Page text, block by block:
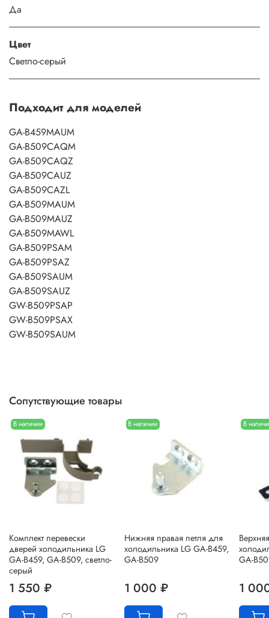
Да
Цвет
Светло-серый
Подходит для моделей
GA-B459MAUM
GA-B509CAQM
GA-B509CAQZ
GA-B509CAUZ
GA-B509CAZL
GA-B509MAUM
GA-B509MAUZ
GA-B509MAWL
GA-B509PSAM
GA-B509PSAZ
GA-B509SAUM
GA-B509SAUZ
GW-B509PSAP
GW-B509PSAX
GW-B509SAUM
Сопутствующие товары
В наличии
Комплект перевески
дверей холодильника LG
GA-B459, GA-B509, светло-
серый
1 550 ₽
В наличии
Нижняя правая петля для
холодильника LG GA-B459,
GA-B509
1 000 ₽
В
GA-
1